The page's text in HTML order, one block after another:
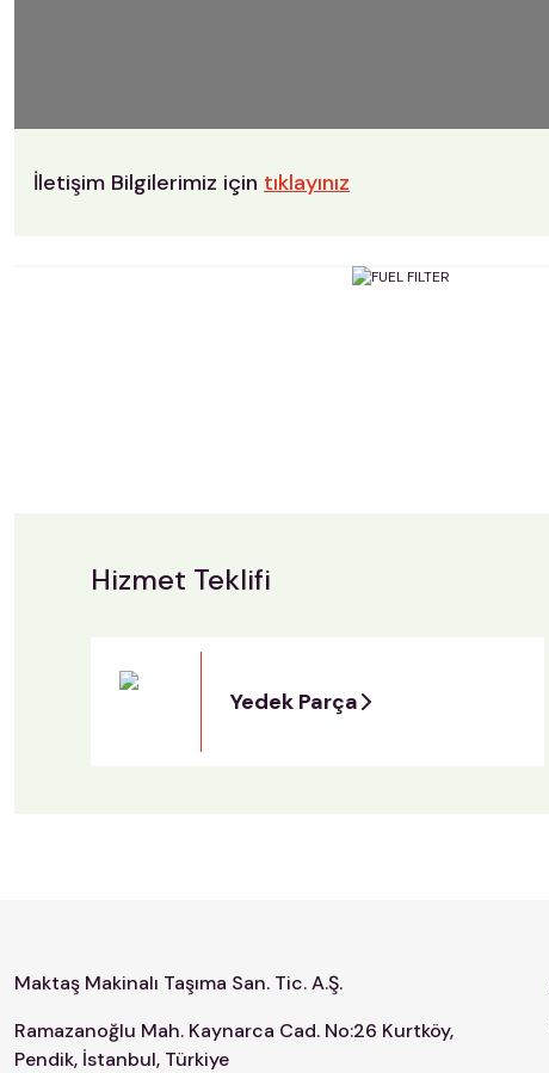
İletişim Bilgilerimiz için tıklayınız
Hizmet Teklifi
Yedek Parça
Maktaş Makinalı Taşıma San. Tic. A.Ş.
Ramazanoğlu Mah. Kaynarca Cad. No:26 Kurtköy,
Pendik, İstanbul, Türkiye